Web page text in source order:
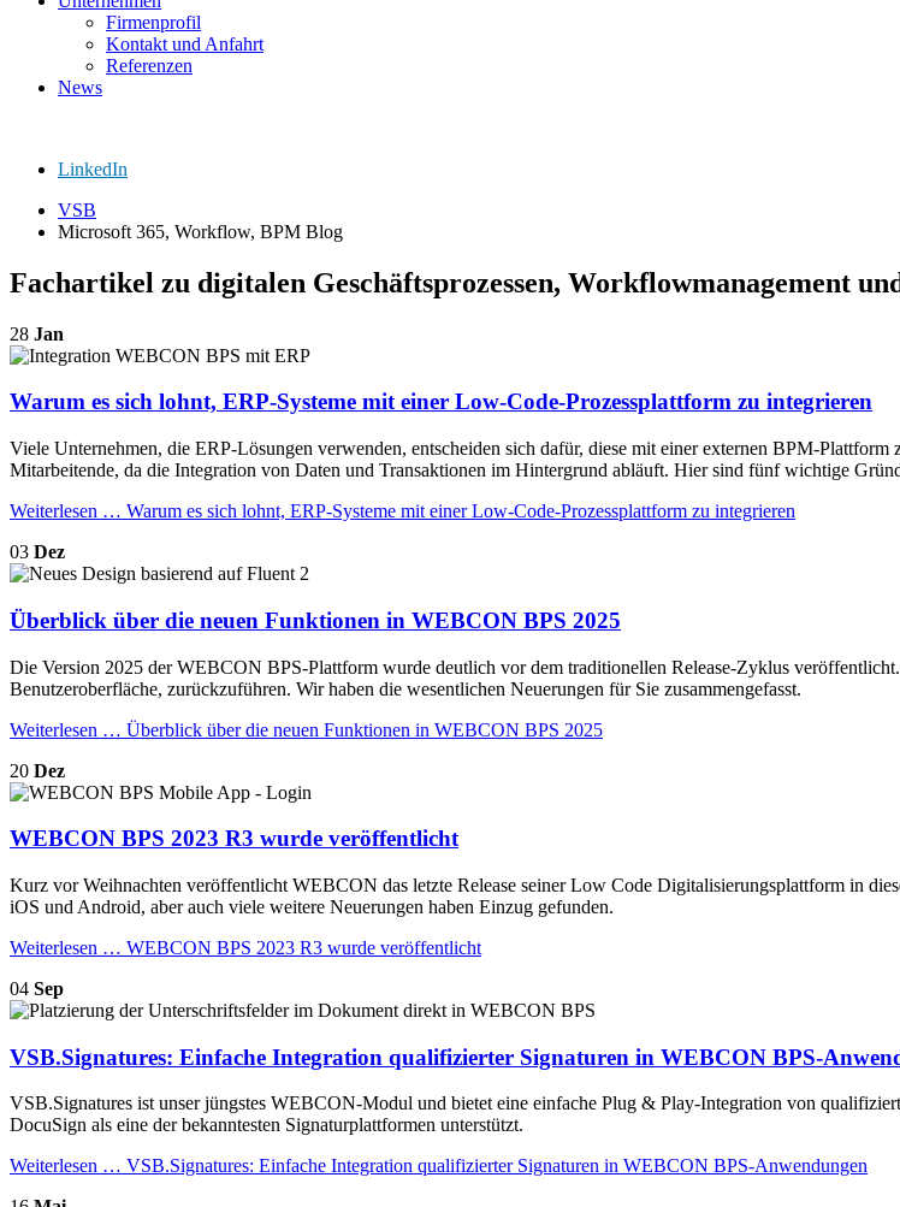
Firmenprofil
Kontakt und Anfahrt
Referenzen
News
LinkedIn
VSB
Microsoft 365, Workflow, BPM Blog
Fachartikel zu digitalen Geschäftsprozessen, Workflowmanagement
28 Jan
Warum es sich lohnt, ERP-Systeme mit einer Low-Code-Prozessplattform zu integrieren
Viele Unternehmen, die ERP-Lösungen verwenden, entscheiden sich dafür, diese mit einer externen BPM-
Mitarbeitende, da die Integration von Daten und Transaktionen im Hintergrund abläuft. Hier sind fünf wichtige
Weiterlesen … Warum es sich lohnt, ERP-Systeme mit einer Low-Code-Prozessplattform zu integrieren
03 Dez
Überblick über die neuen Funktionen in WEBCON BPS 2025
Die Version 2025 der WEBCON BPS-Plattform wurde deutlich vor dem traditionellen Release-Zyklus
Benutzeroberfläche, zurückzuführen. Wir haben die wesentlichen Neuerungen für Sie zusammengefasst.
Weiterlesen … Überblick über die neuen Funktionen in WEBCON BPS 2025
20 Dez
WEBCON BPS 2023 R3 wurde veröffentlicht
Kurz vor Weihnachten veröffentlicht WEBCON das letzte Release seiner Low Code Digitalisierungsplattform in
iOS und Android, aber auch viele weitere Neuerungen haben Einzug gefunden.
Weiterlesen … WEBCON BPS 2023 R3 wurde veröffentlicht
04 Sep
VSB.Signatures: Einfache Integration qualifizierter Signaturen in WEBCON BPS-
VSB.Signatures ist unser jüngstes WEBCON-Modul und bietet eine einfache Plug & Play-Integration von
DocuSign als eine der bekanntesten Signaturplattformen unterstützt.
Weiterlesen … VSB.Signatures: Einfache Integration qualifizierter Signaturen in WEBCON BPS-Anwendungen